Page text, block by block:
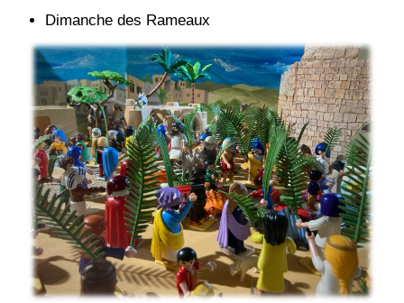
Dimanche des Rameaux